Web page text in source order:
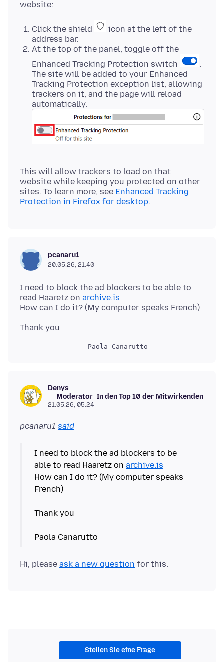
Click the shield
icon at the left of the
address bar.
At the top of the panel, toggle off the
Enhanced Tracking Protection switch
.
The site will be added to your Enhanced
Tracking Protection exception list, allowing
trackers on it, and the page will reload
automatically.
This will allow trackers to load on that
website while keeping you protected on other
sites. To learn more, see Enhanced Tracking
Protection in Firefox for desktop
pcanaru1
20.05.26, 21:40
I need to block the ad blockers to be able to
read Haaretz on archive.is
Denys
Moderator In den Top 10 der Mitwirkenden
21.05.26, 05:24
pcanaru1 said
I need to block the ad blockers to be
able to read Haaretz on archive.is
How can I do it? (My computer speaks
French)
Thank you
Hi, please ask a new question
Stellen Sie eine Frage